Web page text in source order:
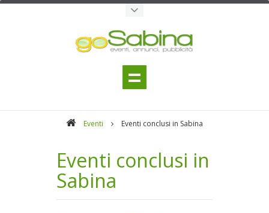
Eventi Eventi conclusi in Sabina
Eventi conclusi in
Sabina